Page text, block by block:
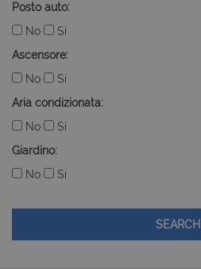
Posto auto:
No
Si
Ascensore:
No
Si
Aria condizionata:
No
Si
Giardino:
No
Si
SEARCH